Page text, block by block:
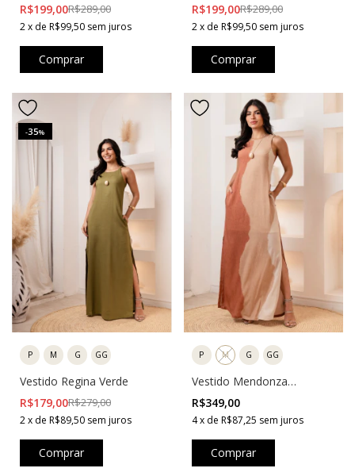
R$199,00R$289,00
2x de R$99,50 sem juros
Comprar
R$199,00R$289,00
2 x de R$99,50 sem juros
Comprar
-35%
P M G GG
Vestido Regina Verde
R$179,00R$279,00
2x de R$89,50 sem juros
Comprar
P M G GG
Vestido Mendonza
Estampado Marrom
R$349,00
4 x de R$87,25 sem juros
Comprar